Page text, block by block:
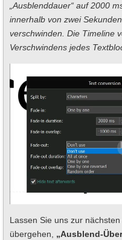
„Ausblenddauer“ auf 2000
innerhalb von zwei
verschwinden. Die Timeline
Verschwindens jedes
Lassen Sie uns zur
übergehen, „Ausblend-